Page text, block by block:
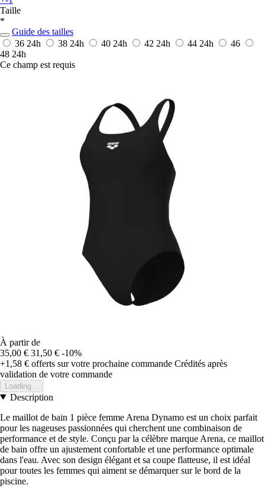
Taille
*
Guide des tailles
36 24h 38 24h 40 24h 42 24h 44 24h
46
48 24h
Ce champ est requis
À partir de
35,00 € 31,50 € -10%
+1,58 € offerts sur votre prochaine commande Crédités après
validation de votre commande
Loading...
Description
Le maillot de bain 1 pièce femme Arena Dynamo est un choix parfait
pour les nageuses passionnées qui cherchent une combinaison de
performance et de style. Conçu par la célèbre marque Arena, ce maillot
de bain offre un ajustement confortable et une performance optimale
dans l'eau. Avec son design élégant et sa coupe flatteuse, il est idéal
pour toutes les femmes qui aiment se démarquer sur le bord de la
piscine.